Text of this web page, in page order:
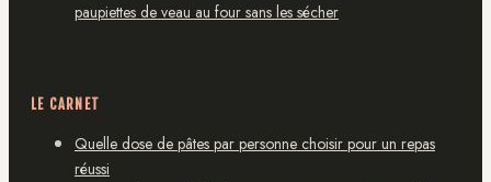
paupiettes de veau au four sans les sécher
LE CARNET
Quelle dose de pâtes par personne choisir pour un repas
réussi